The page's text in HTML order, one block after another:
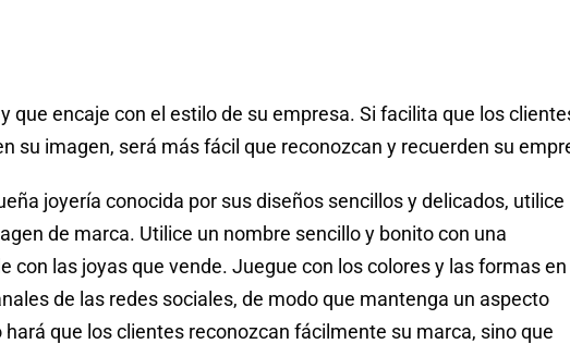
que encaje con el estilo de su empresa. Si facilita que los
su imagen, será más fácil que reconozcan y recuerden su
joyería conocida por sus diseños sencillos y delicados, utilice
de marca. Utilice un nombre sencillo y bonito con una
con las joyas que vende. Juegue con los colores y las formas en
de las redes sociales, de modo que mantenga un aspecto
que los clientes reconozcan fácilmente su marca, sino que